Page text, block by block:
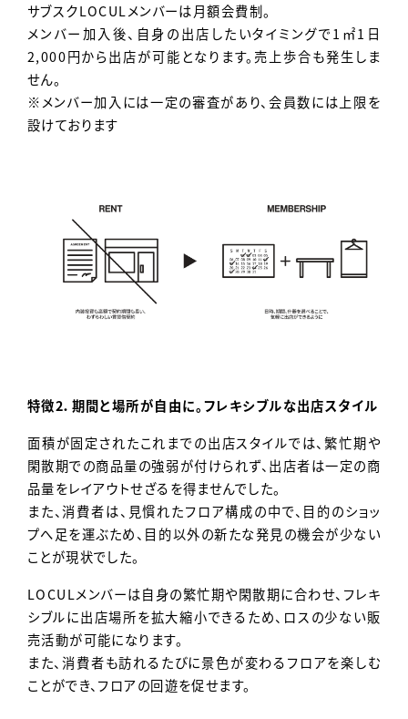
サブスクLOCULメンバーは月額会費制。
メンバー加入後、自身の出店したいタイミングで1㎡1日
2,000円から出店が可能となります。売上歩合も発生しま
せん。
※メンバー加入には一定の審査があり、会員数には上限を
設けております
特徴2．期間と場所が自由に。フレキシブルな出店スタイル
面積が固定されたこれまでの出店スタイルでは、繁忙期や
閑散期での商品量の強弱が付けられず、出店者は一定の商
品量をレイアウトせざるを得ませんでした。
また、消費者は、見慣れたフロア構成の中で、目的のショッ
プへ足を運ぶため、目的以外の新たな発見の機会が少ない
ことが現状でした。
LOCULメンバーは自身の繁忙期や閑散期に合わせ、フレキ
シブルに出店場所を拡大縮小できるため、ロスの少ない販
売活動が可能になります。
また、消費者も訪れるたびに景色が変わるフロアを楽しむ
ことができ、フロアの回遊を促せます。